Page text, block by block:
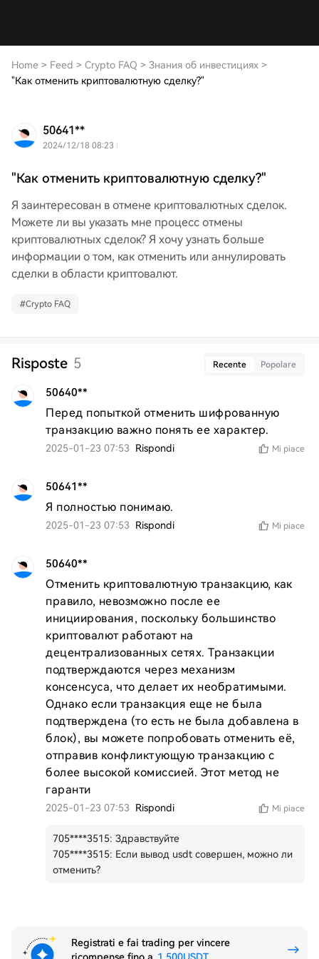
Home > Feed > Crypto FAQ > Знания об инвестициях >
"Как отменить криптовалютную сделку?"
50641**
2024/12/18 08:23
"Как отменить криптовалютную сделку?"
Я заинтересован в отмене криптовалютных сделок.
Можете ли вы указать мне процесс отмены
криптовалютных сделок? Я хочу узнать больше
информации о том, как отменить или аннулировать
сделки в области криптовалют.
#Crypto FAQ
Risposte 5 Recente Popolare
50640**
Перед попыткой отменить шифрованную
транзакцию важно понять ее характер.
2025-01-23 07:53 Rispondi Mi piace
50641**
Я полностью понимаю.
2025-01-23 07:53 Rispondi Mi piace
50640**
Отменить криптовалютную транзакцию, как
правило, невозможно после ее
инициирования, поскольку большинство
криптовалют работают на
децентрализованных сетях. Транзакции
подтверждаются через механизм
консенсуса, что делает их необратимыми.
Однако если транзакция еще не была
подтверждена (то есть не была добавлена в
блок), вы можете попробовать отменить её,
отправив конфликтующую транзакцию с
более высокой комиссией. Этот метод не
гаранти
2025-01-23 07:53 Rispondi Mi piace
705****3515: Здравствуйте
705****3515: Если вывод usdt совершен, можно ли
отменить?
Registrati e fai trading per vincere